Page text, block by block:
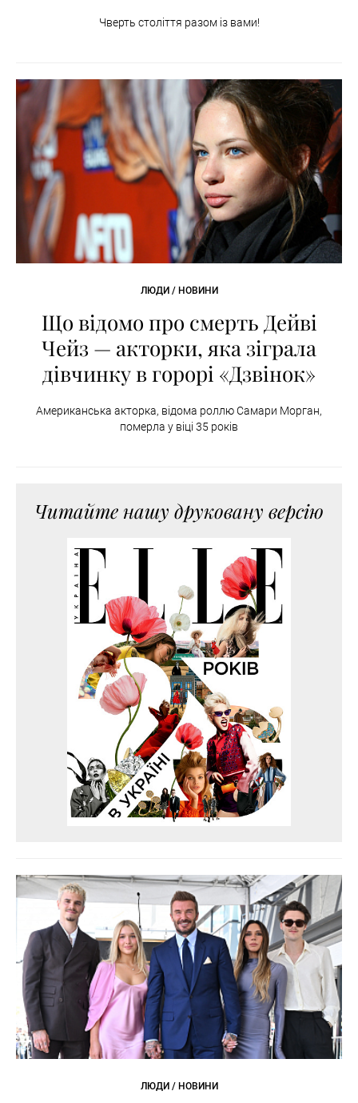
Чверть століття разом із вами!
ЛЮДИ / НОВИНИ
Що відомо про смерть Дейві
Чейз — акторки, яка зіграла
дівчинку в горорі «Дзвінок»
Американська акторка, відома роллю Самари Морган,
померла у віці 35 років
Читайте нашу друковану версію
ЛЮДИ / НОВИНИ